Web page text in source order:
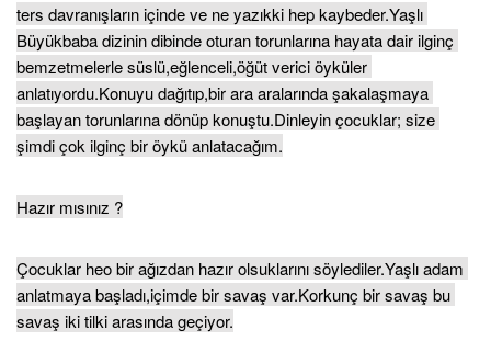
ters davranışların içinde ve ne yazıkki hep kaybeder.Yaşlı
Büyükbaba dizinin dibinde oturan torunlarına hayata dair ilginç
bemzetmelerle süslü,eğlenceli,öğüt verici öyküler
anlatıyordu.Konuyu dağıtıp,bir ara aralarında şakalaşmaya
başlayan torunlarına dönüp konuştu.Dinleyin çocuklar; size
şimdi çok ilginç bir öykü anlatacağım.
Hazır mısınız ?
Çocuklar heo bir ağızdan hazır olsuklarını söylediler.Yaşlı adam
anlatmaya başladı,içimde bir savaş var.Korkunç bir savaş bu
savaş iki tilki arasında geçiyor.